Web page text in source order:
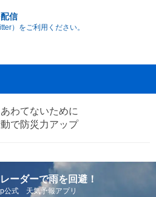
信
）をご利用ください。
わてないために
で防災力アップ
ーダーで雨を回避！
公式 天気予報アプリ